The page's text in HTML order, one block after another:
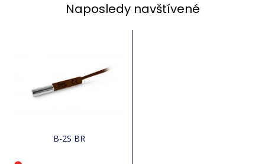
Naposledy navštívené
B-2S BR